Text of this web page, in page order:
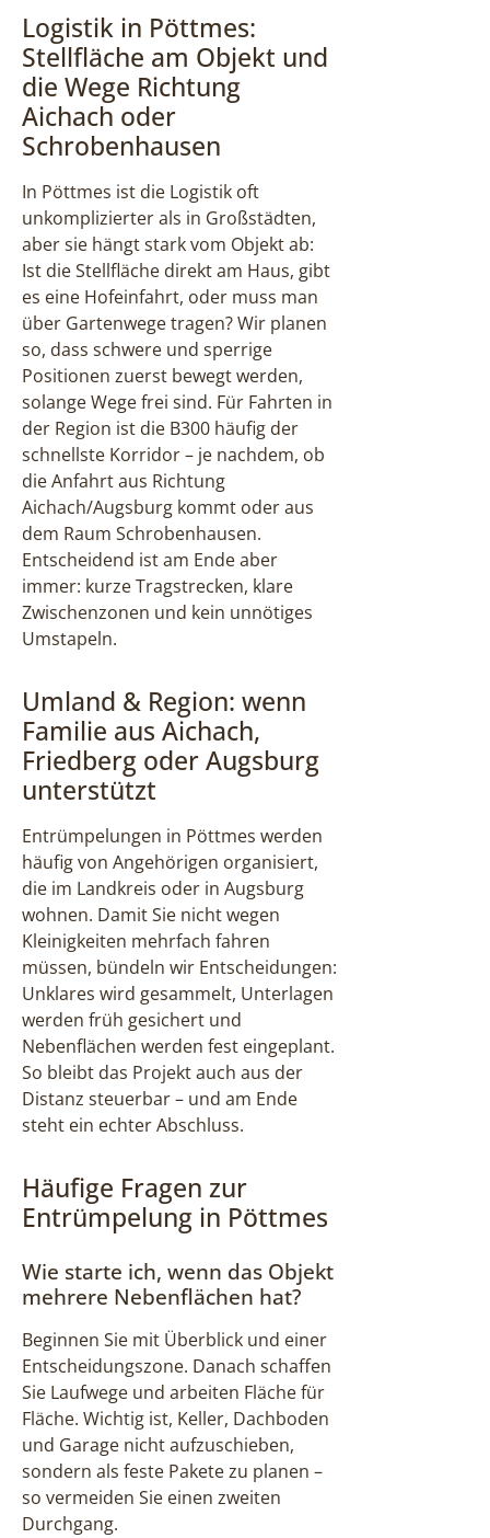
Logistik in Pöttmes:
Stellfläche am Objekt und
die Wege Richtung
Aichach oder
Schrobenhausen
In Pöttmes ist die Logistik oft
unkomplizierter als in Großstädten,
aber sie hängt stark vom Objekt ab:
Ist die Stellfläche direkt am Haus, gibt
es eine Hofeinfahrt, oder muss man
über Gartenwege tragen? Wir planen
so, dass schwere und sperrige
Positionen zuerst bewegt werden,
solange Wege frei sind. Für Fahrten in
der Region ist die B300 häufig der
schnellste Korridor – je nachdem, ob
die Anfahrt aus Richtung
Aichach/Augsburg kommt oder aus
dem Raum Schrobenhausen.
Entscheidend ist am Ende aber
immer: kurze Tragstrecken, klare
Zwischenzonen und kein unnötiges
Umstapeln.
Umland & Region: wenn
Familie aus Aichach,
Friedberg oder Augsburg
unterstützt
Entrümpelungen in Pöttmes werden
häufig von Angehörigen organisiert,
die im Landkreis oder in Augsburg
wohnen. Damit Sie nicht wegen
Kleinigkeiten mehrfach fahren
müssen, bündeln wir Entscheidungen:
Unklares wird gesammelt, Unterlagen
werden früh gesichert und
Nebenflächen werden fest eingeplant.
So bleibt das Projekt auch aus der
Distanz steuerbar – und am Ende
steht ein echter Abschluss.
Häufige Fragen zur
Entrümpelung in Pöttmes
Wie starte ich, wenn das Objekt
mehrere Nebenflächen hat?
Beginnen Sie mit Überblick und einer
Entscheidungszone. Danach schaffen
Sie Laufwege und arbeiten Fläche für
Fläche. Wichtig ist, Keller, Dachboden
und Garage nicht aufzuschieben,
sondern als feste Pakete zu planen –
so vermeiden Sie einen zweiten
Durchgang.